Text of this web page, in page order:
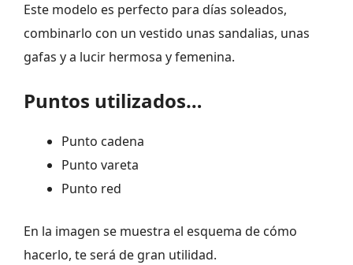
Este modelo es perfecto para días soleados,
combinarlo con un vestido unas sandalias, unas
gafas y a lucir hermosa y femenina.
Puntos utilizados…
Punto cadena
Punto vareta
Punto red
En la imagen se muestra el esquema de cómo
hacerlo, te será de gran utilidad.